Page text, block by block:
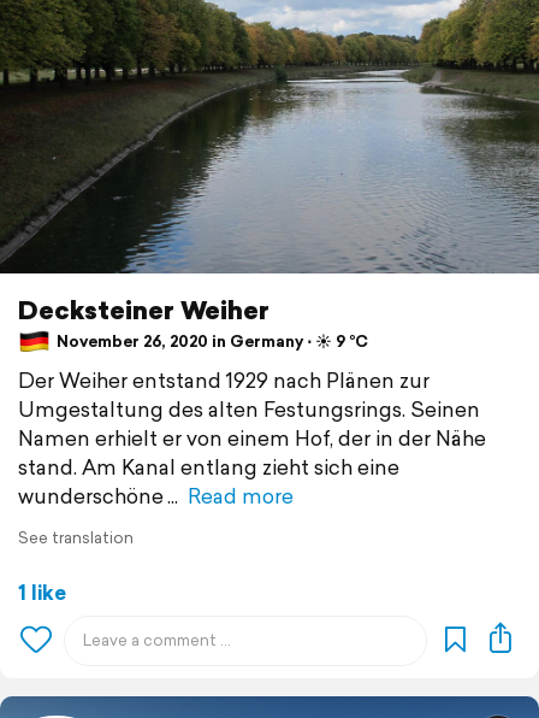
Decksteiner Weiher
November 26, 2020 in Germany ⋅ ☀️ 9 °C
Der Weiher entstand 1929 nach Plänen zur
Umgestaltung des alten Festungsrings. Seinen
Namen erhielt er von einem Hof, der in der Nähe
stand. Am Kanal entlang zieht sich eine
wunderschöne
Read more
See translation
1 like